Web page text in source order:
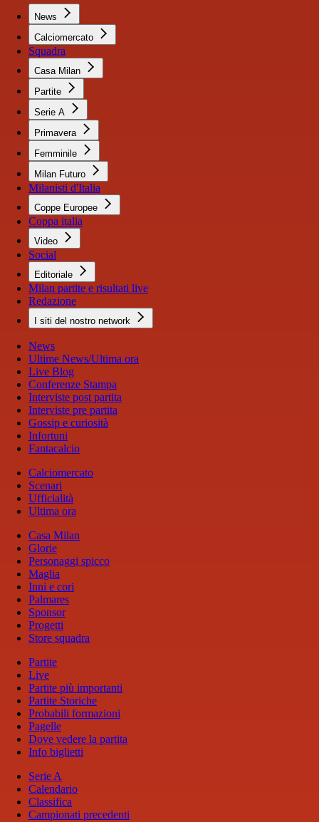
News
Calciomercato
Squadra
Casa Milan
Partite
Serie A
Primavera
Femminile
Milan Futuro
Milanisti d'Italia
Coppe Europee
Coppa italia
Video
Social
Editoriale
Milan partite e risultati live
Redazione
I siti del nostro network
News
Ultime News/Ultima ora
Live Blog
Conferenze Stampa
Interviste post partita
Interviste pre partita
Gossip e curiosità
Infortuni
Fantacalcio
Calciomercato
Scenari
Ufficialità
Ultima ora
Casa Milan
Glorie
Personaggi spicco
Maglia
Inni e cori
Palmares
Sponsor
Progetti
Store squadra
Partite
Live
Partite più importanti
Partite Storiche
Probabili formazioni
Pagelle
Dove vedere la partita
Info biglietti
Serie A
Calendario
Classifica
Campionati precedenti